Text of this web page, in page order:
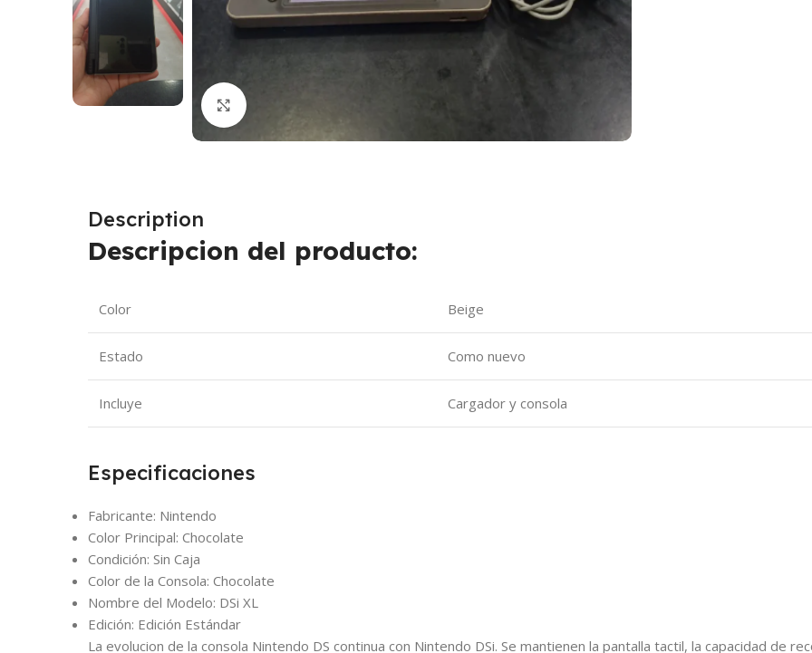
Description
Descripcion del producto:
Color Beige
Estado Como nuevo
Incluye Cargador y consola
Especificaciones
Fabricante: Nintendo
Color Principal: Chocolate
Condición: Sin Caja
Color de la Consola: Chocolate
Nombre del Modelo: DSi XL
Edición: Edición Estándar
La evolucion de la consola Nintendo DS continua con Nintendo DSi. Se mantienen la pantalla tactil, la capacidad de